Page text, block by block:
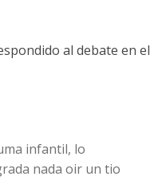
al debate en el
infantil, lo
nada oir un tio